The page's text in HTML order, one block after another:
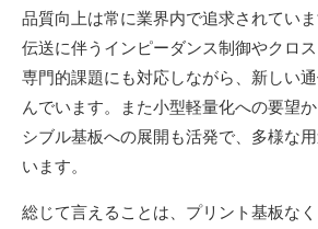
品質向上は常に業界内で追求されてい
伝送に伴うインピーダンス制御やクロ
専門的課題にも対応しながら、新しい
んでいます。また小型軽量化への要望
シブル基板への展開も活発で、多様な
います。
総じて言えることは、プリント基板な